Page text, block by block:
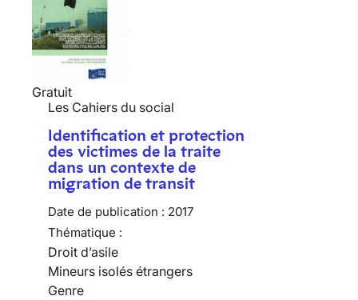
Gratuit
Les Cahiers du social
Identification et protection
des victimes de la traite
dans un contexte de
migration de transit
Date de publication : 2017
Thématique :
Droit d’asile
Mineurs isolés étrangers
Genre